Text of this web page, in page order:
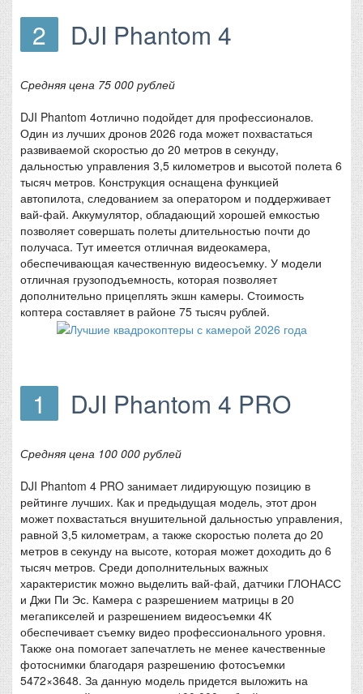
2 DJI Phantom 4
Средняя цена 75 000 рублей
DJI Phantom 4отлично подойдет для профессионалов.
Один из лучших дронов 2026 года может похвастаться
развиваемой скоростью до 20 метров в секунду,
дальностью управления 3,5 километров и высотой полета 6
тысяч метров. Конструкция оснащена функцией
автопилота, следованием за оператором и поддерживает
вай-фай. Аккумулятор, обладающий хорошей емкостью
позволяет совершать полеты длительностью почти до
получаса. Тут имеется отличная видеокамера,
обеспечивающая качественную видеосъемку. У модели
отличная грузоподъемность, которая позволяет
дополнительно прицеплять экшн камеры. Стоимость
коптера составляет в районе 75 тысяч рублей.
1 DJI Phantom 4 PRO
Средняя цена 100 000 рублей
DJI Phantom 4 PRO занимает лидирующую позицию в
рейтинге лучших. Как и предыдущая модель, этот дрон
может похвастаться внушительной дальностью управления,
равной 3,5 километрам, а также скоростью полета до 20
метров в секунду на высоте, которая может доходить до 6
тысяч метров. Среди дополнительных важных
характеристик можно выделить вай-фай, датчики ГЛОНАСС
и Джи Пи Эс. Камера с разрешением матрицы в 20
мегапикселей и разрешением видеосъемки 4К
обеспечивает съемку видео профессионального уровня.
Также она помогает запечатлеть не менее качественные
фотоснимки благодаря разрешению фотосъемки
5472×3648. За данную модель придется выложить на